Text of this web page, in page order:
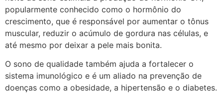
popularmente conhecido como o hormônio do
crescimento, que é responsável por aumentar o tônus
muscular, reduzir o acúmulo de gordura nas células, e
até mesmo por deixar a pele mais bonita.
O sono de qualidade também ajuda a fortalecer o
sistema imunológico e é um aliado na prevenção de
doenças como a obesidade, a hipertensão e o diabetes.